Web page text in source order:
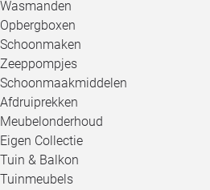
Wasmanden
Opbergboxen
Schoonmaken
Zeeppompjes
Schoonmaakmiddelen
Afdruiprekken
Meubelonderhoud
Eigen Collectie
Tuin & Balkon
Tuinmeubels